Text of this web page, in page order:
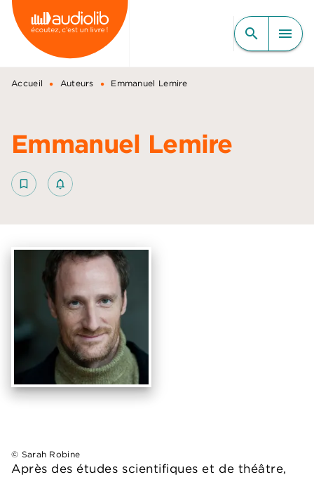
MENU RECHERCHE
CONTENU
PIED DE PAGE
search menu
Accueil • Auteurs • Emmanuel Lemire
Emmanuel Lemire
bookmark_border notifications_none_outlined
Après des études scientifiques et de théâtre,
© Sarah Robine